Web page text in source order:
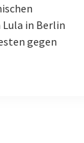
in Berlin
gegen